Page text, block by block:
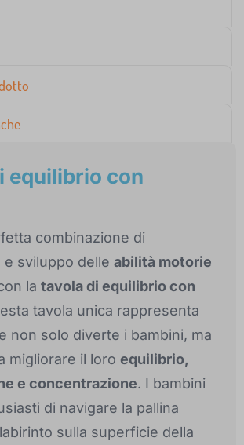
equilibrio con
combinazione di
sviluppo delle abilità motorie
la tavola di equilibrio con
tavola unica rappresenta
non solo diverte i bambini, ma
migliorare il loro equilibrio,
e concentrazione. I bambini
di navigare la pallina
sulla superficie della